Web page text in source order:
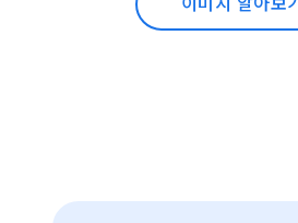
이미지 알아보기